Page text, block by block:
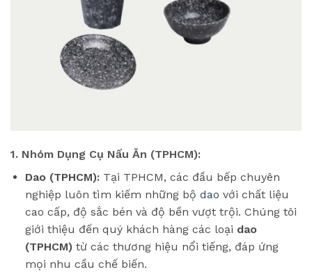
1. Nhóm Dụng Cụ Nấu Ăn (TPHCM):
Dao (TPHCM):Tại TPHCM, các đầu bếp chuyên
nghiệp luôn tìm kiếm những bộ dao với chất liệu
cao cấp, độ sắc bén và độ bền vượt trội. Chúng tôi
giới thiệu đến quý khách hàng các loại dao
(TPHCM)từ các thương hiệu nổi tiếng, đáp ứng
mọi nhu cầu chế biến.